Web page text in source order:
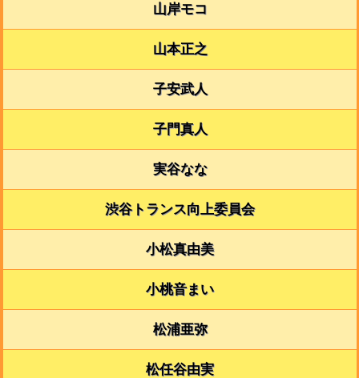
山岸モコ
山本正之
子安武人
子門真人
実谷なな
渋谷トランス向上委員会
小松真由美
小桃音まい
松浦亜弥
松任谷由実